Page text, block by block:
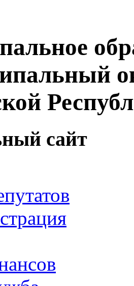
сайт